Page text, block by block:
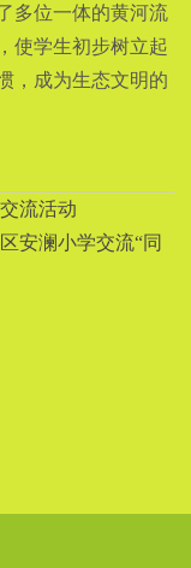
多位一体的黄河流
使学生初步树立起
，成为生态文明的
流活动
安澜小学交流“同